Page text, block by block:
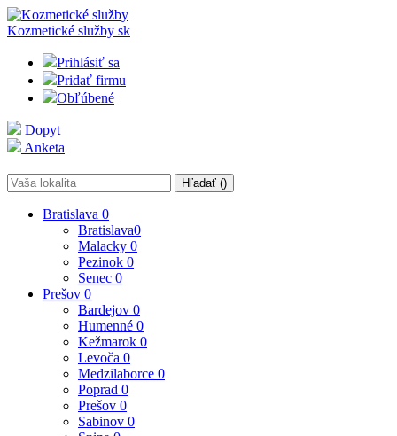
Kozmetické služby sk
Prihlásiť sa
Pridať firmu
Obľúbené
Dopyt
Anketa
Hľadať ()
Bratislava 0
Bratislava0
Malacky 0
Pezinok 0
Senec 0
Prešov 0
Bardejov 0
Humenné 0
Kežmarok 0
Levoča 0
Medzilaborce 0
Poprad 0
Prešov 0
Sabinov 0